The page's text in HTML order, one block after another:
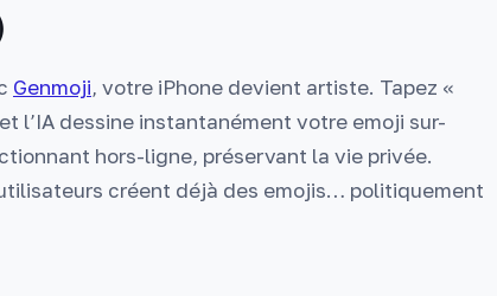
Genmoji, votre iPhone devient artiste. Tapez «
l’IA dessine instantanément votre emoji sur-
hors-ligne, préservant la vie privée.
créent déjà des emojis… politiquement